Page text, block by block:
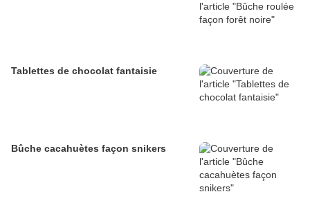
Tablettes de chocolat fantaisie
Bûche cacahuètes façon snikers